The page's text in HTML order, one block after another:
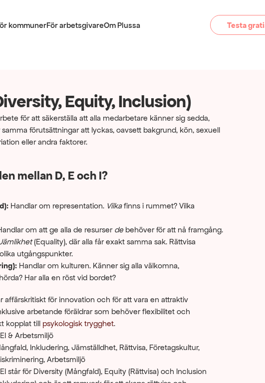
kommunerFör arbetsgivareOm Plussa Testa
Equity, Inclusion)
för att säkerställa att alla medarbetare känner sig sedda,
förutsättningar att lyckas, oavsett bakgrund, kön, sexuell
eller andra faktorer.
mellan D, E och I?
Handlar om representation. Vilka finns i rummet? Vilka
om att ge alla de resurser de behöver för att nå framgång.
(Equality), där alla får exakt samma sak. Rättvisa
utgångspunkter.
Handlar om kulturen. Känner sig alla välkomna,
Har alla en röst vid bordet?
affärskritiskt för innovation och för att vara en attraktiv
arbetande föräldrar som behöver flexibilitet och
kopplat till psykologisk trygghet.
& Arbetsmiljö
Inkludering, Jämställdhet, Rättvisa, Företagskultur,
Arbetsmiljö
står för Diversity (Mångfald), Equity (Rättvisa) och Inclusion